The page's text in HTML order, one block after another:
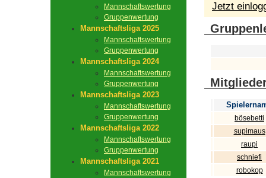
Mannschaftswertung
Gruppenwertung
Mannschaftsliga 2025
Mannschaftswertung
Gruppenwertung
Mannschaftsliga 2024
Mannschaftswertung
Gruppenwertung
Mannschaftsliga 2023
Mannschaftswertung
Gruppenwertung
Mannschaftsliga 2022
Mannschaftswertung
Gruppenwertung
Mannschaftsliga 2021
Mannschaftswertung
Jetzt
bösebetti
supimaus
raupi
schniefi
robokop